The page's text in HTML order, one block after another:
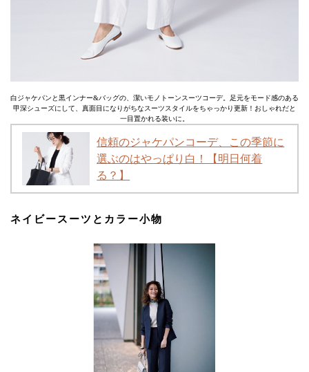
白ジャケパンと黒インナー&バッグの、潔いモノトーンスーツコーデ。足元をモード感のある
甲深シューズにして、真面目になりがちなスーツスタイルをちゃっかり更新！おしゃれだと
一目置かれる装いに。
信頼のジャケパンコーデ、この季節に
選ぶのはやっぱり白！【明日何着
る？】
ネイビースーツとカラー小物